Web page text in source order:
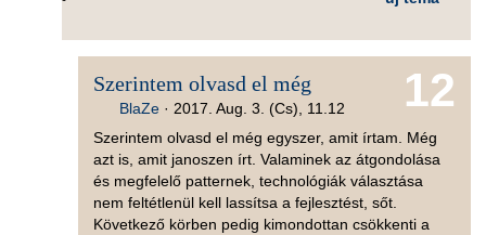
12
Szerintem olvasd el még
BlaZe· 2017. Aug. 3. (Cs), 11.12
Szerintem olvasd el még egyszer, amit írtam. Még
azt is, amit janoszen írt. Valaminek az átgondolása
és megfelelő patternek, technológiák választása
nem feltétlenül kell lassítsa a fejlesztést, sőt.
Következő körben pedig kimondottan csökkenti a